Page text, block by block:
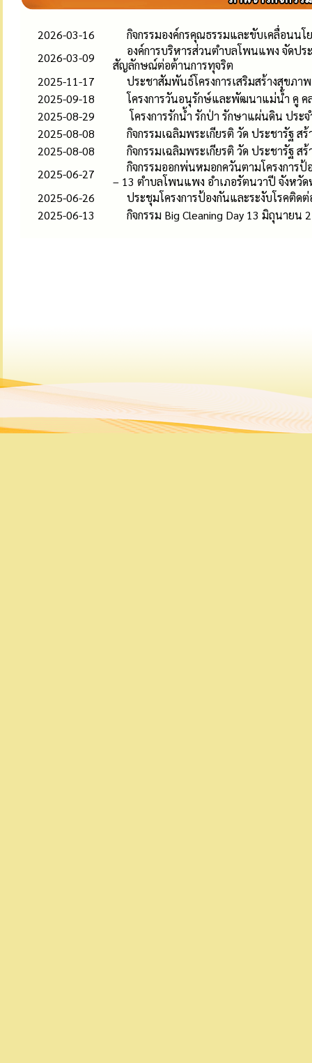
2026-03-16
กิจกรรมองค์กรคุณธรรมและขับเคลื่อนนโ
2026-03-09
องค์การบริหารส่วนตำบลโพนแพง จัดปร
สัญลักษณ์ต่อต้านการทุจริต
2025-11-17
ประชาสัมพันธ์โครงการเสริมสร้างสุขภา
2025-09-18
โครงการวันอนุรักษ์และพัฒนาแม่น้ำ คู ค
2025-08-29
โครงการรักน้ำ รักป่า รักษาแผ่นดิน ปร
2025-08-08
กิจกรรมเฉลิมพระเกียรติ วัด ประชารัฐ ส
2025-08-08
กิจกรรมเฉลิมพระเกียรติ วัด ประชารัฐ ส
2025-06-27
กิจกรรมออกพ่นหมอกควันตามโครงการ
– 13 ตำบลโพนแพง อำเภอรัตนวาปี จังหวั
2025-06-26
ประชุมโครงการป้องกันและระงับโรคติ
2025-06-13
กิจกรรม Big Cleaning Day 13 มิถุนายน